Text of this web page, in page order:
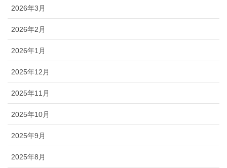
2026年3月
2026年2月
2026年1月
2025年12月
2025年11月
2025年10月
2025年9月
2025年8月